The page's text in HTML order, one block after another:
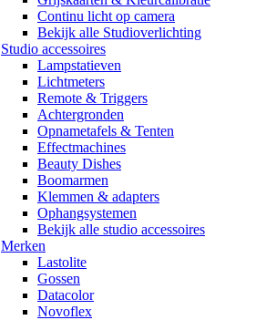
Continu licht op camera
Bekijk alle Studioverlichting
Studio accessoires
Lampstatieven
Lichtmeters
Remote & Triggers
Achtergronden
Opnametafels & Tenten
Effectmachines
Beauty Dishes
Boomarmen
Klemmen & adapters
Ophangsystemen
Bekijk alle studio accessoires
Merken
Lastolite
Gossen
Datacolor
Novoflex